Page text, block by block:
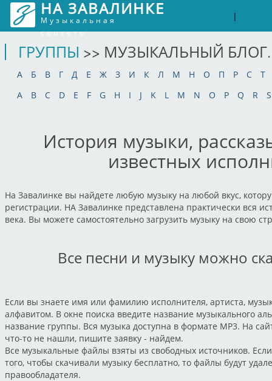
НА ЗАВАЛИНКЕ
Музыкальная
соцсеть
|
ГРУППЫ >> МУЗЫКАЛЬНЫЙ
А Б В Г Д Е Ж З И К Л М Н О П Р С
Т
A
B C D E F G H I J K L M N O P Q R S
История музыки,
известных
На Завалинке вы найдете любую музыку на любой вкус,
регистрации. НА Завалинке представлена практически вся
века. Вы можете самостоятельно загрузить музыку на свою
Все песни и музыку можно
Если вы знаете имя или фамилию исполнителя, артиста,
алфавитом. В окне поиска введите название музыкального
название группы. Вся музыка доступна в формате MP3. На
что-то не нашли, пишите заявку - найдем.
Все музыкальные файлы взяты из свободных источников.
того, чтобы скачивали музыку бесплатно, то файлы будут
правообладателя.